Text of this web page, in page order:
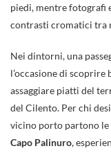
piedi, mentre fotografi
contrasti cromatici tra
Nei dintorni, una
l’occasione di
assaggiare piatti del
del Cilento. Per chi
vicino porto partono le
Capo Palinuro,